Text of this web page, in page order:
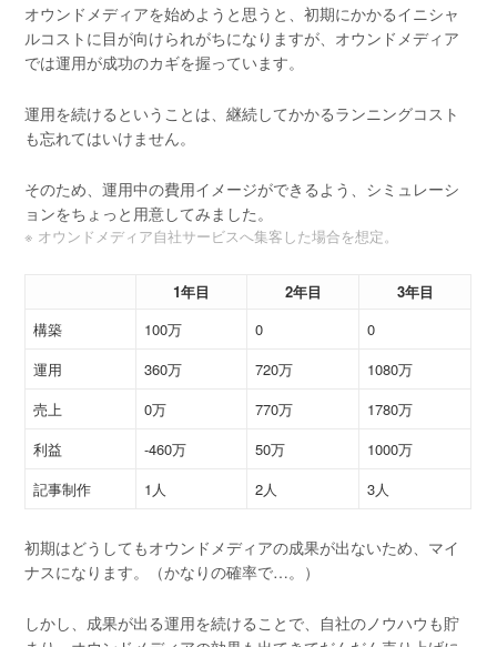
オウンドメディアを始めようと思うと、初期にかかるイニシャ
ルコストに目が向けられがちになりますが、オウンドメディア
では運用が成功のカギを握っています。
運用を続けるということは、継続してかかるランニングコスト
も忘れてはいけません。
そのため、運用中の費用イメージができるよう、シミュレーシ
ョンをちょっと用意してみました。
※ オウンドメディア自社サービスへ集客した場合を想定。
1年目 2年目
3年目
構築
100万 0
0
運用
360万 720万
1080万
売上
0万 770万
1780万
利益
-460万 50万
1000万
記事制作
1人 2人 3人
初期はどうしてもオウンドメディアの成果が出ないため、マイ
ナスになります。（かなりの確率で…。）
しかし、成果が出る運用を続けることで、自社のノウハウも貯